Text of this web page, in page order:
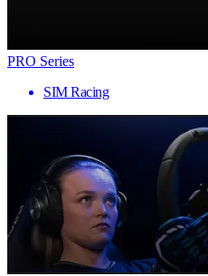
PRO Series
SIM Racing